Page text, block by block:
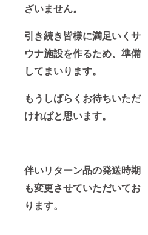
ざいません。
引き続き皆様に満足いくサ
ウナ施設を作るため、準備
してまいります。
もうしばらくお待ちいただ
ければと思います。
伴いリターン品の発送時期
も変更させていただいてお
ります。